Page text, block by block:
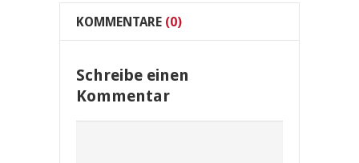
KOMMENTARE (0)
Schreibe einen
Kommentar